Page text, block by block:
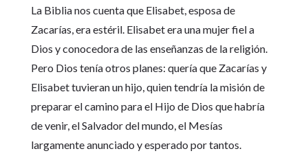
La Biblia nos cuenta que Elisabet, esposa de
Zacarías, era estéril. Elisabet era una mujer fiel a
Dios y conocedora de las enseñanzas de la religión.
Pero Dios tenía otros planes: quería que Zacarías y
Elisabet tuvieran un hijo, quien tendría la misión de
preparar el camino para el Hijo de Dios que habría
de venir, el Salvador del mundo, el Mesías
largamente anunciado y esperado por tantos.